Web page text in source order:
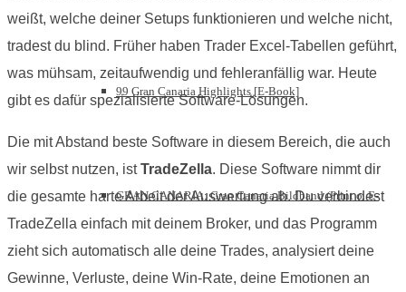
99 Gran Canaria Highlights [E-Book]
GRAN CANARIA: Gran Canaria Bildband (Print o. E-
weißt, welche deiner Setups funktionieren und welche nicht,
tradest du blind. Früher haben Trader Excel-Tabellen geführt,
was mühsam, zeitaufwendig und fehleranfällig war. Heute
gibt es dafür spezialisierte Software-Lösungen.
Die mit Abstand beste Software in diesem Bereich, die auch
wir selbst nutzen, istTradeZella. Diese Software nimmt dir
die gesamte harte Arbeit der Auswertung ab. Du verbindest
TradeZella einfach mit deinem Broker, und das Programm
zieht sich automatisch alle deine Trades, analysiert deine
Gewinne, Verluste, deine Win-Rate, deine Emotionen an